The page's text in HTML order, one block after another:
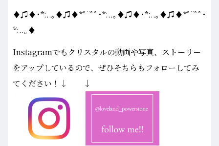
♦♫♦･*:..｡♦♫♦*ﾟ¨ﾟﾟ･*:..｡♦♫♦･*:..｡♦♫♦*ﾟ¨ﾟﾟ･
*:..｡♦
Instagramでもクリスタルの動画や写真、ストーリー
をアップしているので、ぜひそちらもフォローしてみ
てください！↓ ↓